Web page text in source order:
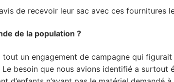
de recevoir leur sac avec ces fournitures
de la population ?
tout un engagement de campagne qui
besoin que nous avions identifié a